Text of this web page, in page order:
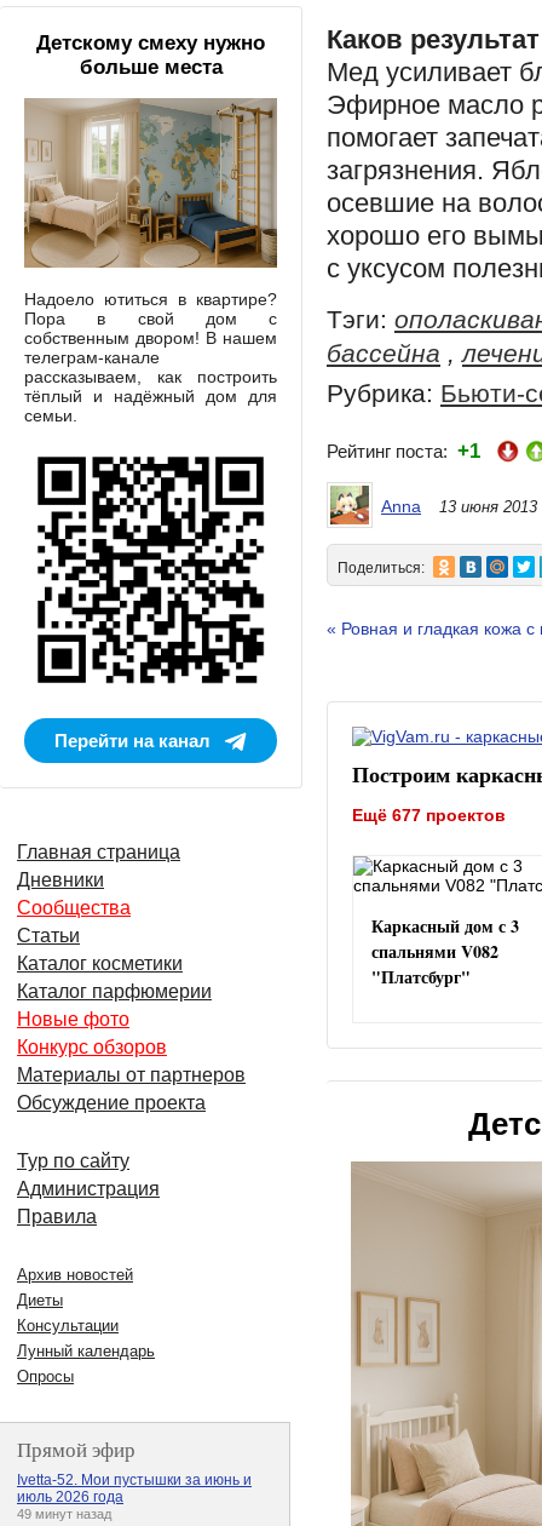
Каков
Мед усиливает
Эфирное масло
помогает
загрязнения.
осевшие на
хорошо его
с уксусом
Тэги:
бассейна ,
Рубрика: Бьюти-
Рейтинг поста: +1
Anna 13 июня 2013
Поделиться:
« Ровная и гладкая кожа
Построим
Ещё 677 проектов
Каркасный дом с 3
спальнями V082
"Платсбург"
Детскому смеху нужно
больше места
Надоело ютиться в квартире?
Пора в свой дом с
собственным двором! В нашем
телеграм-канале
рассказываем, как построить
тёплый и надёжный дом для
семьи.
Перейти на канал
Главная страница
Дневники
Сообщества
Статьи
Каталог косметики
Каталог парфюмерии
Новые фото
Конкурс обзоров
Материалы от партнеров
Обсуждение проекта
Тур по сайту
Администрация
Правила
Архив новостей
Диеты
Консультации
Лунный календарь
Опросы
Прямой эфир
Ivetta-52. Мои пустышки за июнь и
июль 2026 года
49 минут назад